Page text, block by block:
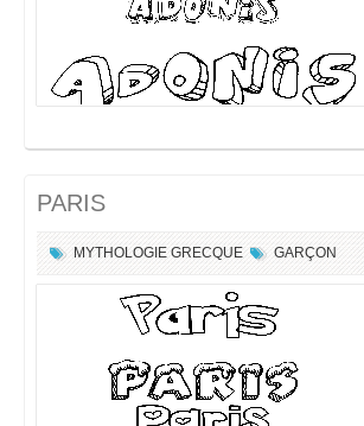
PARIS
MYTHOLOGIE GRECQUE GARÇON